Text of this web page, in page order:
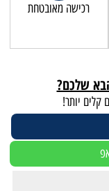
רכישה מאובטחת
שלכם?
יותר!